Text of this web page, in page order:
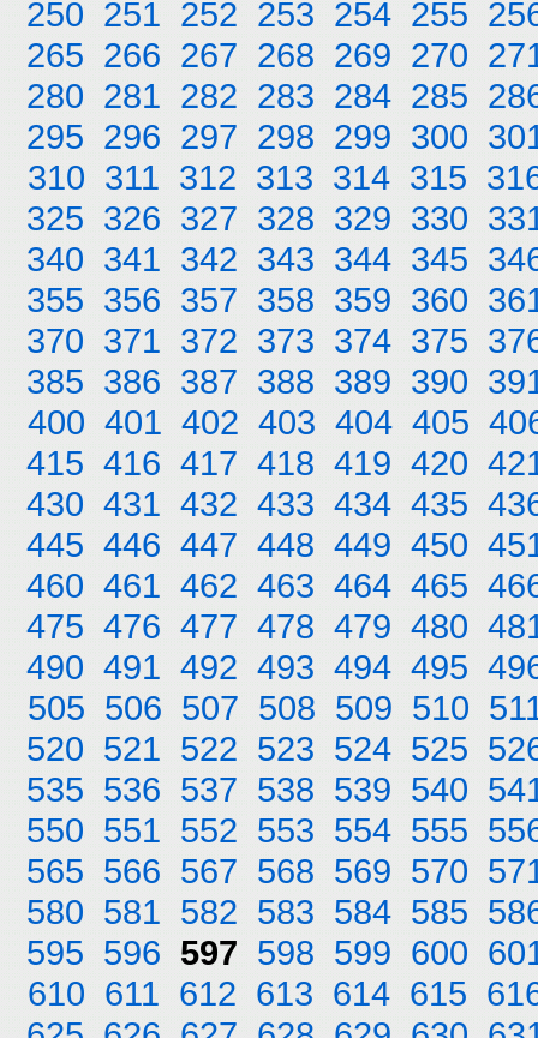
250 251 252 253 254 255
265 266 267 268 269 270
280 281 282 283 284 285
295 296 297 298 299 300
310 311 312 313 314 315
325 326 327 328 329 330
340 341 342 343 344 345
355 356 357 358 359 360
370 371 372 373 374 375
385 386 387 388 389 390
400 401 402 403 404 405
415 416 417 418 419 420
430 431 432 433 434 435
445 446 447 448 449 450
460 461 462 463 464 465
475 476 477 478 479 480
490 491 492 493 494 495
505 506 507 508 509 510
520 521 522 523 524 525
535 536 537 538 539 540
550 551 552 553 554 555
565 566 567 568 569 570
580 581 582 583 584 585
595 596 597 598 599 600
610 611 612 613 614 615